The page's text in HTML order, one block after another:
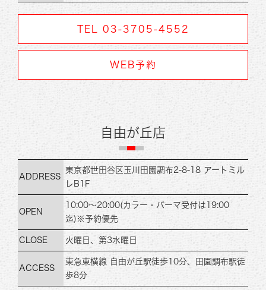
TEL 03-3705-4552
WEB予約
自由が丘店
ADDRESS
東京都世田谷区玉川田 園調布2-8-18 アートミル
レB1F
OPEN
10:00～20:00(カラー・パーマ受付は19:00
迄)※予約優先
CLOSE 火曜日、第3水曜日
ACCESS
東急東横線 自由が丘駅徒歩10分、
田園調布駅徒
歩8分